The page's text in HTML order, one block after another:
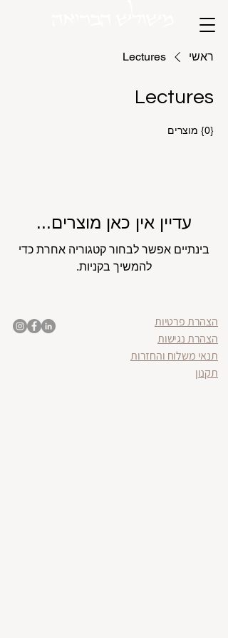
ראשי Lectures
Lectures
{0} מוצרים
עדיין אין כאן מוצרים...
בינתיים אפשר לבחור קטגוריה אחרת כדי
להמשיך בקניות.
הצהרת פרטיות
הצהרת נגישות
תנאי משלוח והחזרות
תקנון